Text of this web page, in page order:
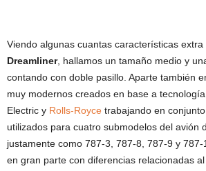
Viendo algunas cuantas características extra
Dreamliner, hallamos un tamaño medio y
contando con doble pasillo. Aparte también
muy modernos creados en base a
Electric y Rolls-Royce trabajando en
utilizados para cuatro submodelos del avión
justamente como 787-3, 787-8, 787-9 y
en gran parte con diferencias relacionadas